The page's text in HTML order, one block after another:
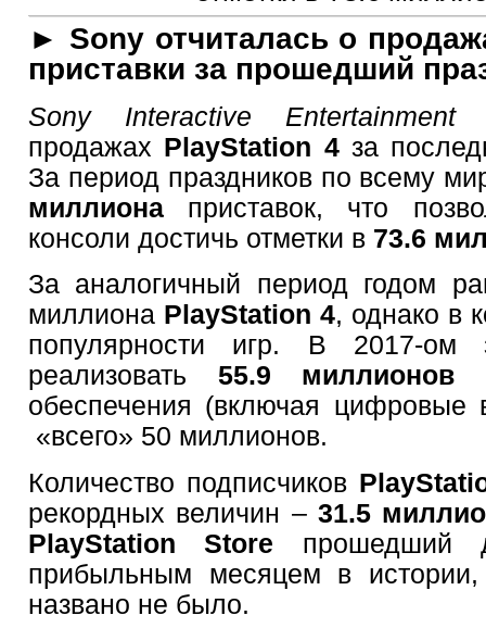
► Sony отчиталась о
приставки за прошедший
Sony Interactive Entertainment
продажах PlayStation 4 за
За период праздников по всему
миллиона приставок, что
консоли достичь отметки в 73.6
За аналогичный период годом
миллиона PlayStation 4, однако в
популярности игр. В 2017-ом
реализовать 55.9 миллионов
обеспечения (включая
«всего» 50 миллионов.
Количество подписчиков
рекордных величин – 31.5
PlayStation Store прошедший
прибыльным месяцем в
названо не было.